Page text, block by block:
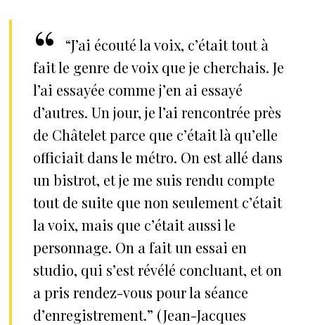
“J’ai écouté la voix, c’était tout à
fait le genre de voix que je cherchais. Je
l’ai essayée comme j’en ai essayé
d’autres. Un jour, je l’ai rencontrée près
de Châtelet parce que c’était là qu’elle
officiait dans le métro. On est allé dans
un bistrot, et je me suis rendu compte
tout de suite que non seulement c’était
la voix, mais que c’était aussi le
personnage. On a fait un essai en
studio, qui s’est révélé concluant, et on
a pris rendez-vous pour la séance
d’enregistrement.” (Jean-Jacques